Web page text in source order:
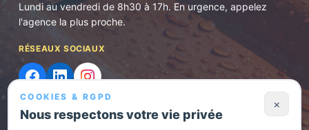
Lundi au vendredi de 8h30 à 17h. En urgence, appelez
l'agence la plus proche.
RÉSEAUX SOCIAUX
COOKIES & RGPD
Nous respectons votre vie privée
×